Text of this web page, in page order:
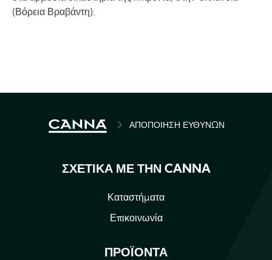
(Βόρεια Βραβάντη).
BREADCRUMBΑΠΟΠΟΊΗΣΗ ΕΥΘΥΝΏΝ
ΣΧΕΤΙΚΆ ΜΕ ΤΗΝ CANNA
Καταστήματα
Επικοινωνία
ΠΡΟΪΌΝΤΑ